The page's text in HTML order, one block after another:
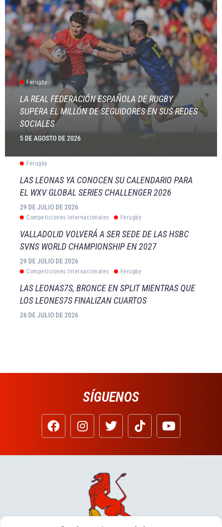
Ferugby
LA REAL FEDERACIÓN ESPAÑOLA DE RUGBY
SUPERA EL MILLÓN DE SEGUIDORES EN SUS REDES
SOCIALES
5 DE AGOSTO DE 2026
Ferugby
LAS LEONAS YA CONOCEN SU CALENDARIO PARA
EL WXV GLOBAL SERIES CHALLENGER 2026
29 DE JULIO DE 2026
Competiciones Internacionales Ferugby
VALLADOLID VOLVERÁ A SER SEDE DE LAS HSBC
SVNS WORLD CHAMPIONSHIP EN 2027
29 DE JULIO DE 2026
Competiciones Internacionales Ferugby
LAS LEONAS7S, BRONCE EN SPLIT MIENTRAS QUE
LOS LEONES7S FINALIZAN CUARTOS
26 DE JULIO DE 2026
SÍGUENOS